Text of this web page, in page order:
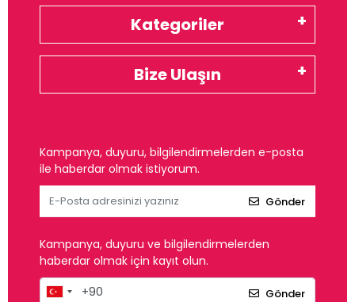
Kategoriler
Bize Ulaşın
Kampanya, duyuru, bilgilendirmelerden e-posta
ile haberdar olmak istiyorum.
Gönder
Kampanya, duyuru ve bilgilendirmelerden
haberdar olmak için kayıt olun.
Gönder